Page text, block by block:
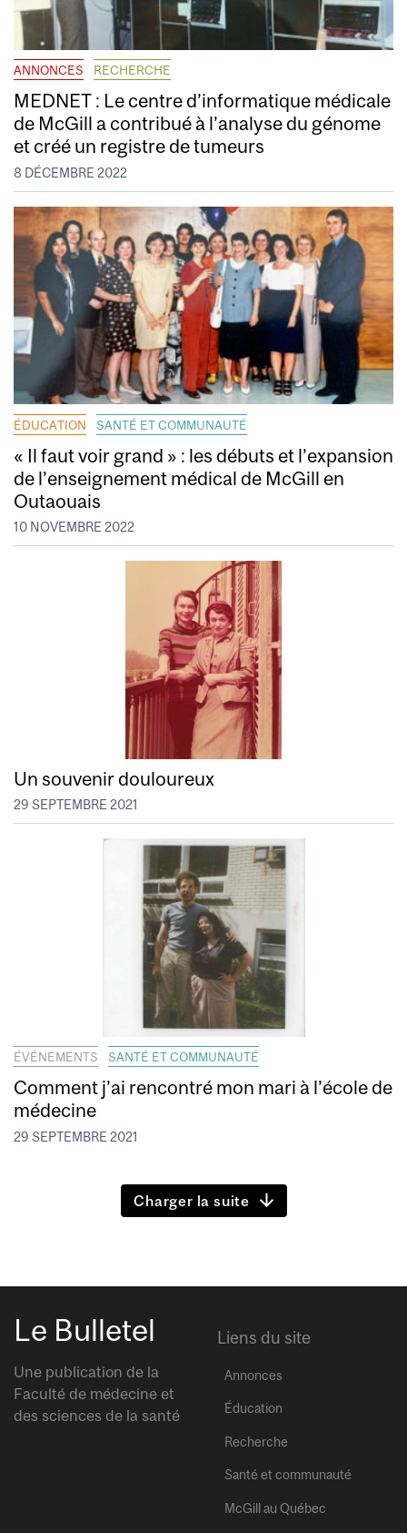
ANNONCES RECHERCHE
MEDNET : Le centre d’informatique médicale
de McGill a contribué à l’analyse du génome
et créé un registre de tumeurs
8 DÉCEMBRE 2022
ÉDUCATION SANTÉ ET COMMUNAUTÉ
« Il faut voir grand » : les débuts et l’expansion
de l’enseignement médical de McGill en
Outaouais
10 NOVEMBRE 2022
Un souvenir douloureux
29 SEPTEMBRE 2021
ÉVÉNEMENTS SANTÉ ET COMMUNAUTÉ
Comment j’ai rencontré mon mari à l’école de
médecine
29 SEPTEMBRE 2021
Charger la suite
Le Bulletel
Une publication de la
Faculté de médecine et
des sciences de la santé
Liens du site
Annonces
Éducation
Recherche
Santé et communauté
McGill au Québec